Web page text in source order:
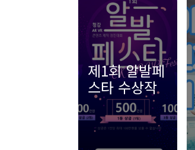
제1회 알발페
스타 수상작